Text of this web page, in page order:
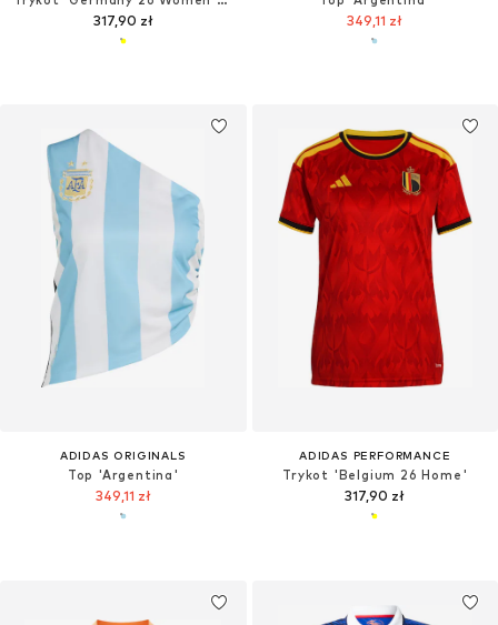
317,90 zł 349,11 zł
ADIDAS ORIGINALS
Top 'Argentina'
349,11 zł
ADIDAS PERFORMANCE
Trykot 'Belgium 26 Home'
317,90 zł